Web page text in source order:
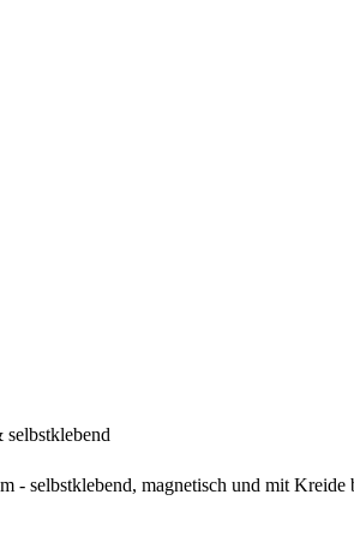
- selbstklebend, magnetisch und mit